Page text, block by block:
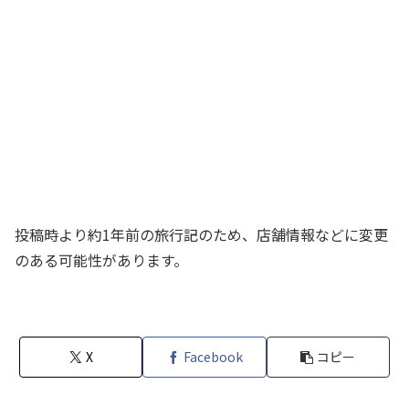
投稿時より約1年前の旅行記のため、店舗情報などに変更
のある可能性があります。
X Facebook コピー